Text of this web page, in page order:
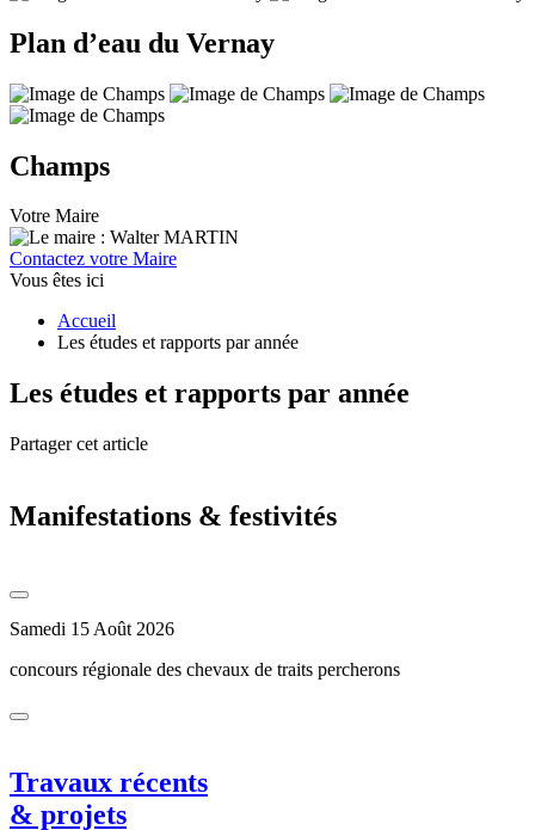
Plan d’eau du Vernay
Champs
Votre Maire
Contactez votre Maire
Vous êtes ici
Accueil
Les études et rapports par année
Les études et rapports par année
Partager cet article
Manifestations & festivités
Samedi 15 Août 2026
concours régionale des chevaux de traits percherons
Travaux récents
& projets